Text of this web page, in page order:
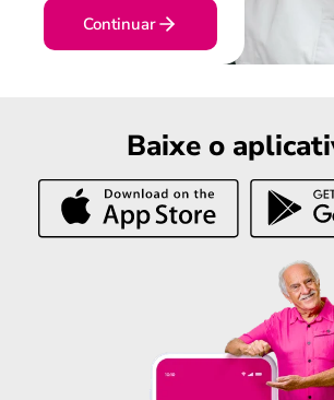
Continuar
Baixe o